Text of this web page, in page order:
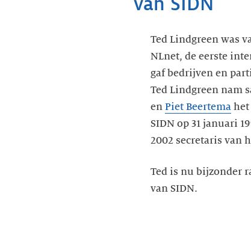
Ted Lindgreen was
NLnet, de eerste
gaf bedrijven en
Ted Lindgreen nam
en Piet Beertema
SIDN op 31 januari
2002 secretaris van
Ted is nu bijzonder
van SIDN.